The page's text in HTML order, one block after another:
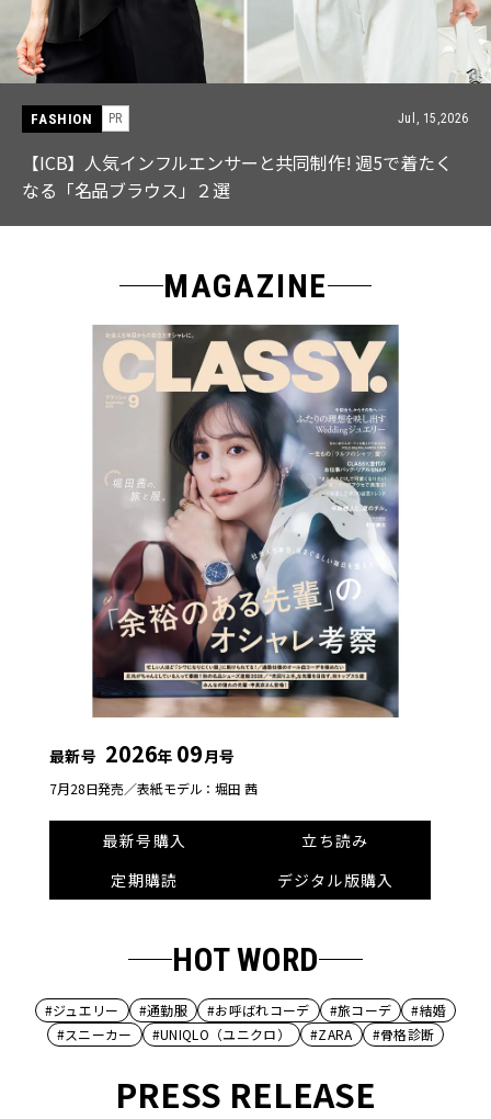
FASHION PR Jul, 15,2026
【ICB】人気インフルエンサーと共同制作! 週5で着たく
なる「名品ブラウス」２選
MAGAZINE
最新号 2026年 09月号
7月28日発売／表紙モデル：堀田 茜
最新号購入
立ち読み
定期購読
デジタル版購入
HOT WORD
#ジュエリー #通勤服 #お呼ばれコーデ #旅コーデ
#結婚
#スニーカー
#UNIQLO（ユニクロ） #ZARA #骨格診断
PRESS RELEASE